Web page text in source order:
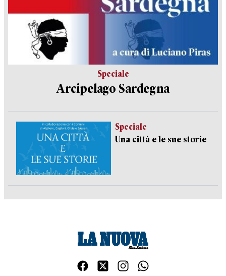
Speciale
Arcipelago Sardegna
Speciale
Una città e le sue storie